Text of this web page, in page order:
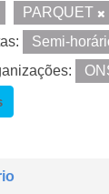
PARQUET
Semi-